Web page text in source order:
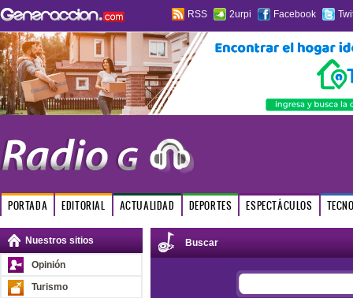
RSS 2urpi Facebook
PORTADA EDITORIAL ACTUALIDAD DEPORTES ESPECTÁCULOS
Nuestros sitios
Opinión
Turismo
Buscar